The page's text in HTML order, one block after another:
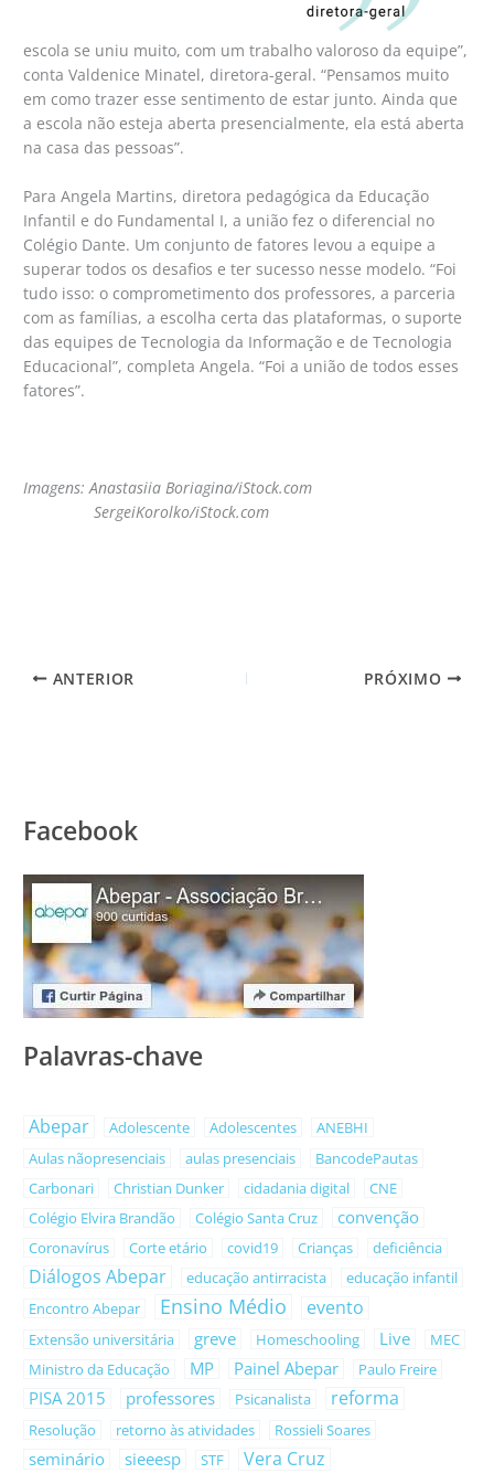
escola se uniu muito, com um trabalho valoroso da equipe”,
conta Valdenice Minatel, diretora-geral. “Pensamos muito
em como trazer esse sentimento de estar junto. Ainda que
a escola não esteja aberta presencialmente, ela está aberta
na casa das pessoas”.
Para Angela Martins, diretora pedagógica da Educação
Infantil e do Fundamental I, a união fez o diferencial no
Colégio Dante. Um conjunto de fatores levou a equipe a
superar todos os desafios e ter sucesso nesse modelo. “Foi
tudo isso: o comprometimento dos professores, a parceria
com as famílias, a escolha certa das plataformas, o suporte
das equipes de Tecnologia da Informação e de Tecnologia
Educacional”, completa Angela. “Foi a união de todos esses
fatores”.
Imagens:Anastasiia Boriagina/iStock.com
SergeiKorolko/iStock.com
ANTERIOR PRÓXIMO
Facebook
Palavras-chave
Abepar Adolescente Adolescentes
ANEBHI
Aulas nãopresenciais
aulas presenciais
BancodePautas
Carbonari
Christian Dunker cidadania digital
CNE
Colégio Elvira Brandão
Colégio Santa Cruz convenção
Coronavírus Corte etário covid19 Crianças deficiência
Diálogos Abepar educação antirracista
educação infantil
Encontro Abepar
Ensino Médio evento
Extensão universitária greve Homeschooling Live
MEC
Ministro da Educação
MP Painel Abepar Paulo Freire
PISA 2015 professores Psicanalista reforma
Resolução retorno às atividades Rossieli Soares
seminário sieeesp STF Vera Cruz